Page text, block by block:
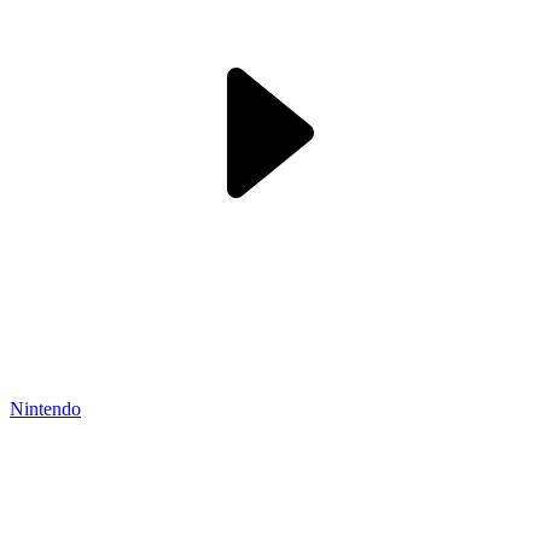
Nintendo